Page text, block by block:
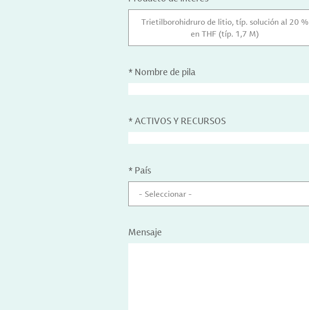
Trietilborohidruro de litio, típ. solución al 20 %
en THF (típ. 1,7 M)
* Nombre de pila
*ACTIVOS Y RECURSOS
* País
- Seleccionar -
Mensaje